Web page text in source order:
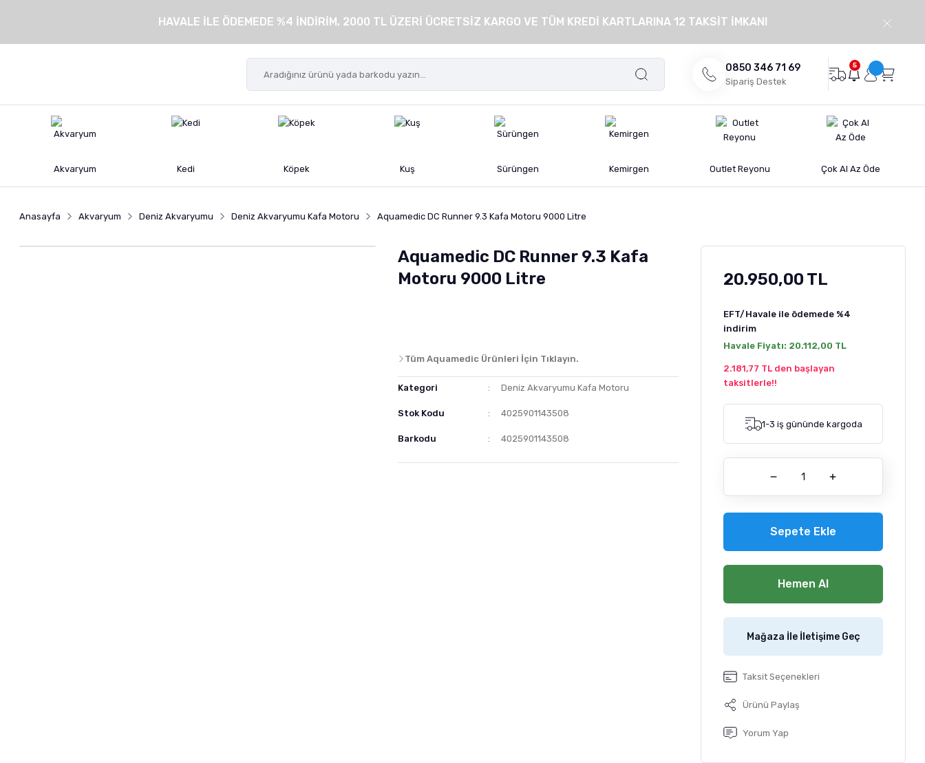
HAVALE İLE ÖDEMEDE %4 İNDİRİM, 2000 TL ÜZERİ ÜCRETSİZ KARGO VE TÜM KREDİ KARTLARINA 12 TAKSİT İMKANI
0850 346 71 69
Sipariş Destek
5
Akvaryum Kedi Köpek Kuş Sürüngen Kemirgen Outlet Reyonu Çok Al Az Öde
Anasayfa Akvaryum Deniz Akvaryumu Deniz Akvaryumu Kafa Motoru Aquamedic DC Runner 9.3 Kafa Motoru 9000 Litre
Aquamedic DC Runner 9.3 Kafa
Motoru 9000 Litre
Tüm Aquamedic Ürünleri İçin Tıklayın.
Kategori Deniz Akvaryumu Kafa Motoru
Stok Kodu 4025901143508
Barkodu 4025901143508
20.950,00 TL
EFT/Havale ile ödemede %4
indirim
Havale Fiyatı: 20.112,00 TL
2.181,77 TL den başlayan
taksitlerle!!
1-3 iş gününde kargoda
Sepete Ekle
Hemen Al
Mağaza İle İletişime Geç
Taksit Seçenekleri
Ürünü Paylaş
Yorum Yap